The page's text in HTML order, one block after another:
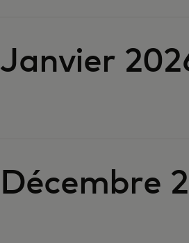
Janvier
Décembre